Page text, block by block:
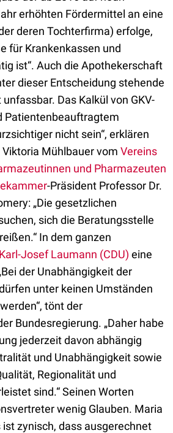
erhöhten Fördermittel an eine
deren Tochterfirma) erfolge,
für Krankenkassen und
ist“. Auch die Apothekerschaft
dieser Entscheidung stehende
Das Kalkül von GKV-
Patientenbeauftragtem
nicht sein“, erklären
Mühlbauer vom Vereins
und Pharmazeuten
-Präsident Professor Dr.
„Die gesetzlichen
sich die Beratungsstelle
In dem ganzen
Karl-Josef Laumann (CDU) eine
der Unabhängigkeit der
unter keinen Umständen
tönt der
Bundesregierung. „Daher habe
jederzeit davon abhängig
und Unabhängigkeit sowie
Regionalität und
sind.“ Seinen Worten
wenig Glauben. Maria
ist zynisch, dass ausgerechnet